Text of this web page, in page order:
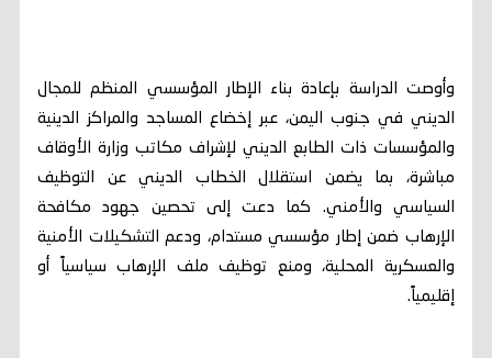
وأوصت الدراسة بإعادة بناء الإطار المؤسسي المنظم للمجال
الديني في جنوب اليمن، عبر إخضاع المساجد والمراكز الدينية
والمؤسسات ذات الطابع الديني لإشراف مكاتب وزارة الأوقاف
مباشرة، بما يضمن استقلال الخطاب الديني عن التوظيف
السياسي والأمني. كما دعت إلى تحصين جهود مكافحة
الإرهاب ضمن إطار مؤسسي مستدام، ودعم التشكيلات الأمنية
والعسكرية المحلية، ومنع توظيف ملف الإرهاب سياسياً أو
إقليمياً.